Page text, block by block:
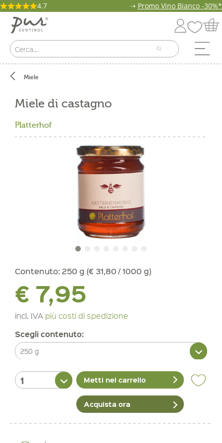
4.7 ➝ Promo Vino Bianco -30%*
Miele
Miele di castagno
Platterhof
Contenuto: 250 g (€ 31,80 / 1000 g)
€ 7,95
incl. IVA più costi di spedizione
Scegli contenuto:
Metti nel carrello
Acquista ora